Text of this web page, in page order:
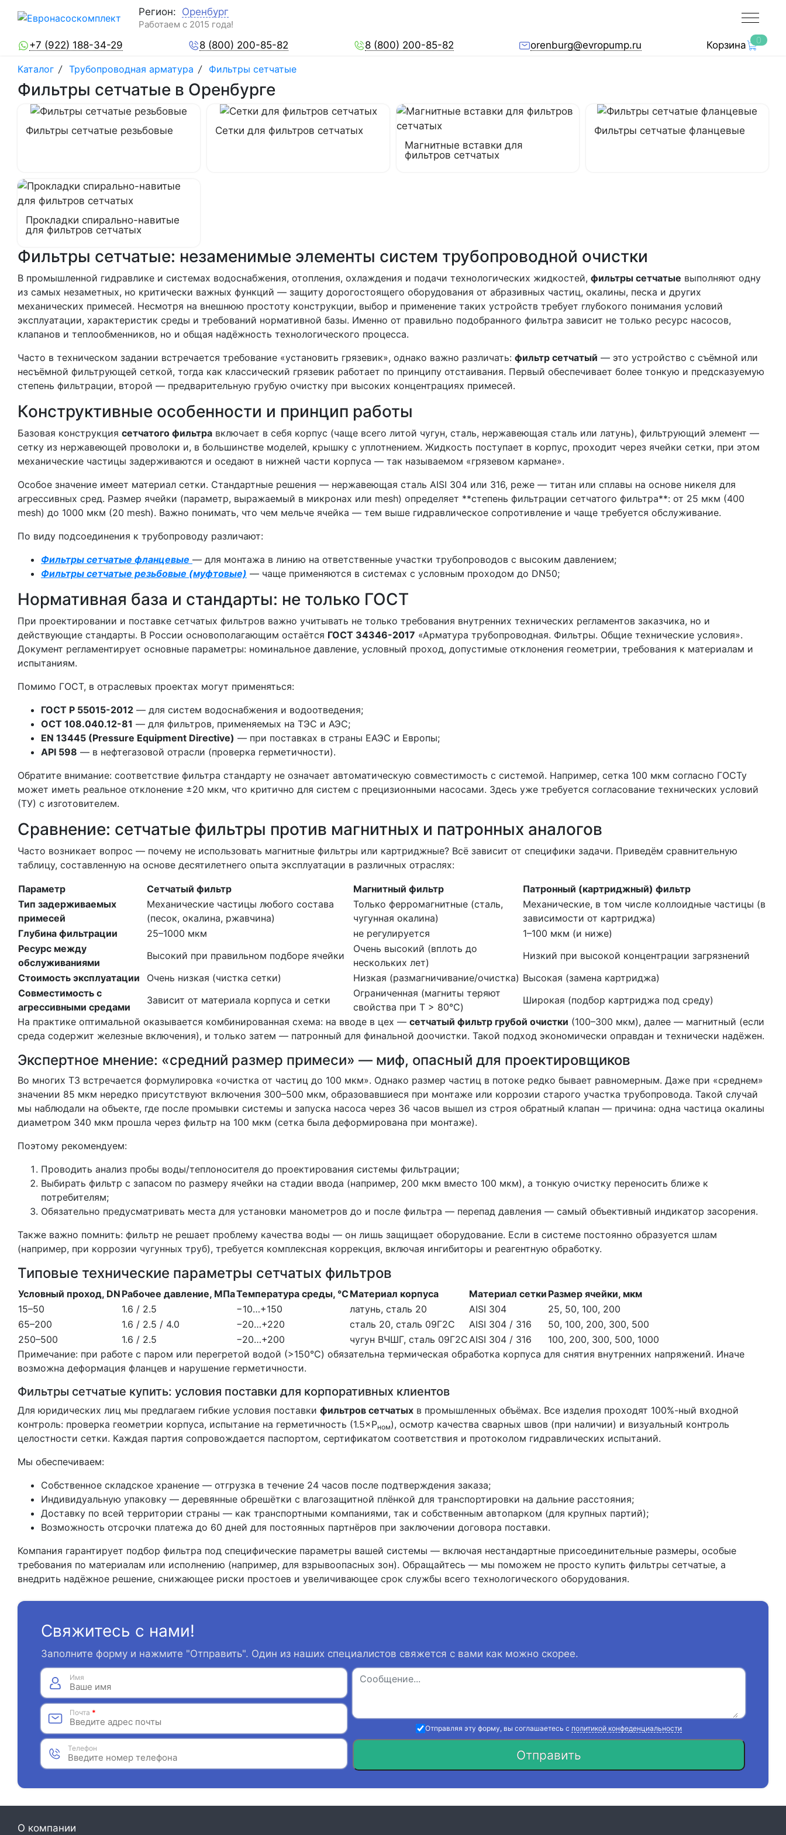
Регион: Оренбург
Работаем с 2015 года!
+7 (922) 188-34-29 8 (800) 200-85-82 8 (800) 200-85-82 orenburg@evropump.ru Корзина 0
Каталог / Трубопроводная арматура / Фильтры сетчатые
Фильтры сетчатые в Оренбурге
Фильтры сетчатые резьбовые
Сетки для фильтров сетчатых
Магнитные вставки для
фильтров сетчатых
Фильтры сетчатые фланцевые
Прокладки спирально-навитые
для фильтров сетчатых
Фильтры сетчатые: незаменимые элементы систем трубопроводной очистки
В промышленной гидравлике и системах водоснабжения, отопления, охлаждения и подачи технологических жидкостей, фильтры сетчатые выполняют одну
из самых незаметных, но критически важных функций — защиту дорогостоящего оборудования от абразивных частиц, окалины, песка и других
механических примесей. Несмотря на внешнюю простоту конструкции, выбор и применение таких устройств требует глубокого понимания условий
эксплуатации, характеристик среды и требований нормативной базы. Именно от правильно подобранного фильтра зависит не только ресурс насосов,
клапанов и теплообменников, но и общая надёжность технологического процесса.
Часто в техническом задании встречается требование «установить грязевик», однако важно различать: фильтр сетчатый — это устройство с съёмной или
несъёмной фильтрующей сеткой, тогда как классический грязевик работает по принципу отстаивания. Первый обеспечивает более тонкую и предсказуемую
степень фильтрации, второй — предварительную грубую очистку при высоких концентрациях примесей.
Конструктивные особенности и принцип работы
Базовая конструкция сетчатого фильтра включает в себя корпус (чаще всего литой чугун, сталь, нержавеющая сталь или латунь), фильтрующий элемент —
сетку из нержавеющей проволоки и, в большинстве моделей, крышку с уплотнением. Жидкость поступает в корпус, проходит через ячейки сетки, при этом
механические частицы задерживаются и оседают в нижней части корпуса — так называемом «грязевом кармане».
Особое значение имеет материал сетки. Стандартные решения — нержавеющая сталь AISI 304 или 316, реже — титан или сплавы на основе никеля для
агрессивных сред. Размер ячейки (параметр, выражаемый в микронах или mesh) определяет **степень фильтрации сетчатого фильтра**: от 25 мкм (400
mesh) до 1000 мкм (20 mesh). Важно понимать, что чем мельче ячейка — тем выше гидравлическое сопротивление и чаще требуется обслуживание.
По виду подсоединения к трубопроводу различают:
Фильтры сетчатые фланцевые — для монтажа в линию на ответственные участки трубопроводов с высоким давлением;
Фильтры сетчатые резьбовые (муфтовые) — чаще применяются в системах с условным проходом до DN50;
Нормативная база и стандарты: не только ГОСТ
При проектировании и поставке сетчатых фильтров важно учитывать не только требования внутренних технических регламентов заказчика, но и
действующие стандарты. В России основополагающим остаётся ГОСТ 34346-2017 «Арматура трубопроводная. Фильтры. Общие технические условия».
Документ регламентирует основные параметры: номинальное давление, условный проход, допустимые отклонения геометрии, требования к материалам и
испытаниям.
Помимо ГОСТ, в отраслевых проектах могут применяться:
ГОСТ Р 55015-2012 — для систем водоснабжения и водоотведения;
ОСТ 108.040.12-81 — для фильтров, применяемых на ТЭС и АЭС;
EN 13445 (Pressure Equipment Directive) — при поставках в страны ЕАЭС и Европы;
API 598 — в нефтегазовой отрасли (проверка герметичности).
Обратите внимание: соответствие фильтра стандарту не означает автоматическую совместимость с системой. Например, сетка 100 мкм согласно ГОСТу
может иметь реальное отклонение ±20 мкм, что критично для систем с прецизионными насосами. Здесь уже требуется согласование технических условий
(ТУ) с изготовителем.
Сравнение: сетчатые фильтры против магнитных и патронных аналогов
Часто возникает вопрос — почему не использовать магнитные фильтры или картриджные? Всё зависит от специфики задачи. Приведём сравнительную
таблицу, составленную на основе десятилетнего опыта эксплуатации в различных отраслях:
Параметр Сетчатый фильтр Магнитный фильтр
Патронный (картриджный) фильтр
Тип задерживаемых
примесей
Механические частицы любого состава
(песок, окалина, ржавчина)
Только ферромагнитные (сталь,
чугунная окалина)
Механические, в том числе коллоидные частицы (в
зависимости от картриджа)
Глубина фильтрации
25–1000 мкм не регулируется
1–100 мкм (и ниже)
Ресурс между
обслуживаниями
Высокий при правильном подборе ячейки
Очень высокий (вплоть до
нескольких лет)
Низкий при высокой концентрации загрязнений
Стоимость эксплуатации
Очень низкая (чистка сетки) Низкая (размагничивание/очистка) Высокая (замена картриджа)
Совместимость с
агрессивными средами
Зависит от материала корпуса и сетки
Ограниченная (магниты теряют
свойства при Т > 80°C)
Широкая (подбор картриджа под среду)
На практике оптимальной оказывается комбинированная схема: на вводе в цех — сетчатый фильтр грубой очистки (100–300 мкм), далее — магнитный (если
среда содержит железные включения), и только затем — патронный для финальной доочистки. Такой подход экономически оправдан и технически надёжен.
Экспертное мнение: «средний размер примеси» — миф, опасный для проектировщиков
Во многих ТЗ встречается формулировка «очистка от частиц до 100 мкм». Однако размер частиц в потоке редко бывает равномерным. Даже при «среднем»
значении 85 мкм нередко присутствуют включения 300–500 мкм, образовавшиеся при монтаже или коррозии старого участка трубопровода. Такой случай
мы наблюдали на объекте, где после промывки системы и запуска насоса через 36 часов вышел из строя обратный клапан — причина: одна частица окалины
диаметром 340 мкм прошла через фильтр на 100 мкм (сетка была деформирована при монтаже).
Поэтому рекомендуем:
Проводить анализ пробы воды/теплоносителя до проектирования системы фильтрации;
Выбирать фильтр с запасом по размеру ячейки на стадии ввода (например, 200 мкм вместо 100 мкм), а тонкую очистку переносить ближе к
потребителям;
Обязательно предусматривать места для установки манометров до и после фильтра — перепад давления — самый объективный индикатор засорения.
Также важно помнить: фильтр не решает проблему качества воды — он лишь защищает оборудование. Если в системе постоянно образуется шлам
(например, при коррозии чугунных труб), требуется комплексная коррекция, включая ингибиторы и реагентную обработку.
Типовые технические параметры сетчатых фильтров
Условный проход, DN Рабочее давление, МПаТемпература среды, °CМатериал корпуса Материал сетки Размер ячейки, мкм
15–50
1.6 / 2.5 −10…+150 латунь, сталь 20 AISI 304
25, 50, 100, 200
65–200
1.6 / 2.5 / 4.0 −20…+220 сталь 20, сталь 09Г2С AISI 304 / 316
50, 100, 200, 300, 500
250–500
1.6 / 2.5 −20…+200 чугун ВЧШГ, сталь 09Г2СAISI 304 / 316
100, 200, 300, 500, 1000
Примечание: при работе с паром или перегретой водой (>150°C) обязательна термическая обработка корпуса для снятия внутренних напряжений. Иначе
возможна деформация фланцев и нарушение герметичности.
Фильтры сетчатые купить: условия поставки для корпоративных клиентов
Для юридических лиц мы предлагаем гибкие условия поставки фильтров сетчатых в промышленных объёмах. Все изделия проходят 100%-ный входной
контроль: проверка геометрии корпуса, испытание на герметичность (1.5×Pном), осмотр качества сварных швов (при наличии) и визуальный контроль
целостности сетки. Каждая партия сопровождается паспортом, сертификатом соответствия и протоколом гидравлических испытаний.
Мы обеспечиваем:
Собственное складское хранение — отгрузка в течение 24 часов после подтверждения заказа;
Индивидуальную упаковку — деревянные обрешётки с влагозащитной плёнкой для транспортировки на дальние расстояния;
Доставку по всей территории страны — как транспортными компаниями, так и собственным автопарком (для крупных партий);
Возможность отсрочки платежа до 60 дней для постоянных партнёров при заключении договора поставки.
Компания гарантирует подбор фильтра под специфические параметры вашей системы — включая нестандартные присоединительные размеры, особые
требования по материалам или исполнению (например, для взрывоопасных зон). Обращайтесь — мы поможем не просто купить фильтры сетчатые, а
внедрить надёжное решение, снижающее риски простоев и увеличивающее срок службы всего технологического оборудования.
Свяжитесь с нами!
Заполните форму и нажмите "Отправить". Один из наших специалистов свяжется с вами как можно скорее.
Имя
Почта *
Телефон
Отправляя эту форму, вы соглашаетесь с политикой конфеденциальности
Отправить
О компании